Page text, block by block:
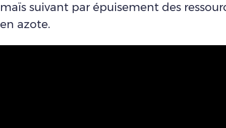
maïs suivant par épuisement des
en azote.